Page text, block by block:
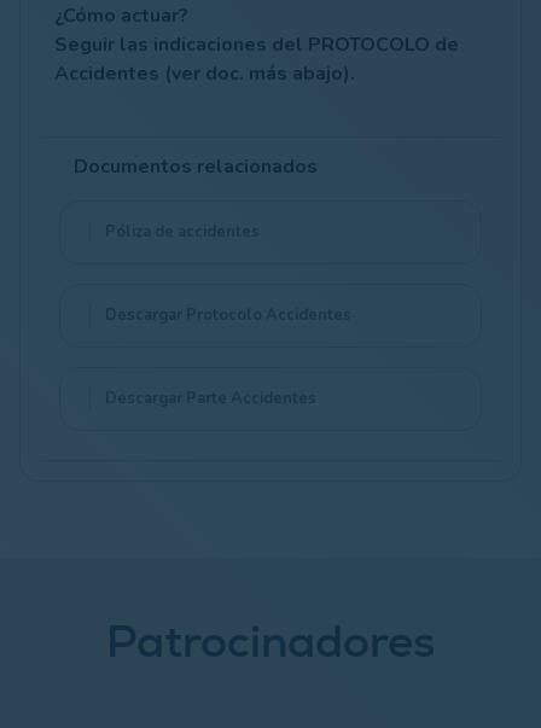
¿Cómo actuar?
Seguir las indicaciones del PROTOCOLO de
Accidentes (ver doc. más abajo).
Documentos relacionados
Patrocinadores